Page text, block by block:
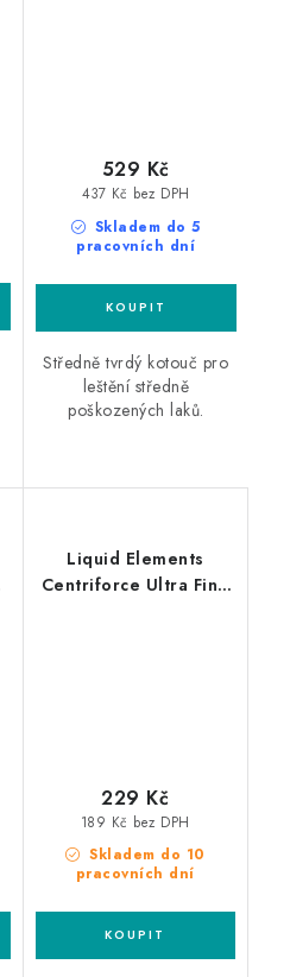
Skladem do 5
pracovních dní
437 Kč bez DPH
529 Kč
Středně tvrdý kotouč pro
leštění středně
poškozených laků.
Liquid Elements
Centriforce Ultra Fine
Skladem do 10
pracovních dní
189 Kč bez DPH
229 Kč